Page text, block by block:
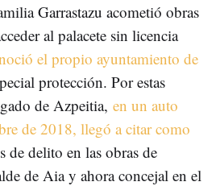
Garrastazu acometió obras
al palacete sin licencia
el propio ayuntamiento de
protección. Por estas
de Azpeitia, en un auto
de 2018, llegó a citar como
de delito en las obras de
de Aia y ahora concejal en el